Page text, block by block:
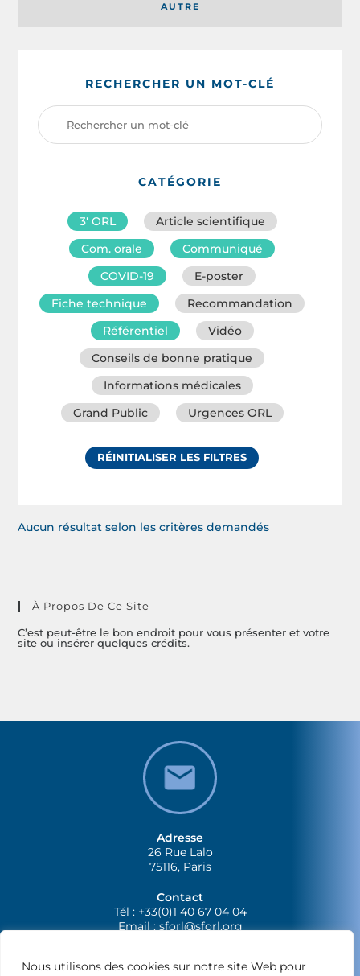
Nous utilisons des cookies sur notre site Web pour
AUTRE
RECHERCHER UN MOT-CLÉ
CATÉGORIE
3′ ORL
Article scientifique
Com. orale
Communiqué
COVID-19
E-poster
Fiche technique
Recommandation
Référentiel
Vidéo
Conseils de bonne pratique
Informations médicales
Grand Public
Urgences ORL
RÉINITIALISER LES FILTRES
Aucun résultat selon les critères demandés
À Propos De Ce Site
C’est peut-être le bon endroit pour vous présenter et votre
site ou insérer quelques crédits.
Adresse
26 Rue Lalo
75116, Paris
Contact
Tél : +33(0)1 40 67 04 04
Email :sforl@sforl.org